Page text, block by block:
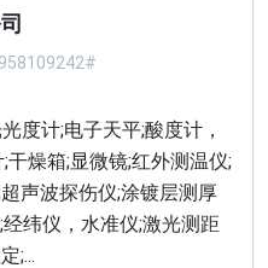
度计;电子天平;酸度计，
干燥箱;显微镜;红外测温仪;
声波探伤仪;涂镀层测厚
纬仪，水准仪;激光测距
;...